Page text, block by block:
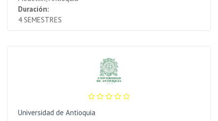
Duración:
4 SEMESTRES
Universidad de Antioquia